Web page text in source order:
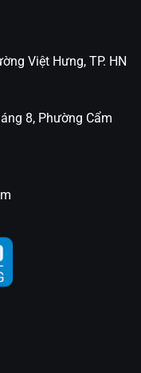
Việt Hưng, TP. HN
8, Phường Cẩm